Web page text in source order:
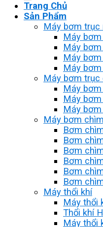
Trang Chủ
Sản Phẩm
Máy bơm trục
Máy bơm
Máy
Máy
Máy bơm
Máy bơm trục
Máy
Máy
Máy
Máy bơm
Bơm
Bơm
Bơm
Bơm
Bơm
Bơm
Máy thổi khí
Máy thổi
Thổi khí
Máy thổi